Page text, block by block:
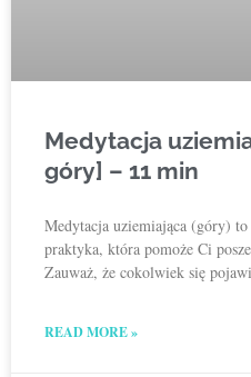
Medytacja
góry] – 11 min
Medytacja uziemiająca (góry)
praktyka, która pomoże Ci
Zauważ, że cokolwiek się
READ MORE »